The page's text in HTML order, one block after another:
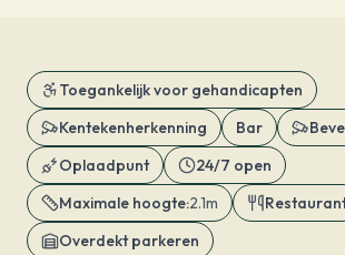
Toegankelijk voor gehandicapten
Kentekenherkenning
Bar
Oplaadpunt
24/7 open
Maximale hoogte:2.1m
Overdekt parkeren